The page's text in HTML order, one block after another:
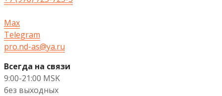
Max
Telegram
pro.nd-as@ya.ru
Всегда на связи
9:00-21:00 MSK
без выходных